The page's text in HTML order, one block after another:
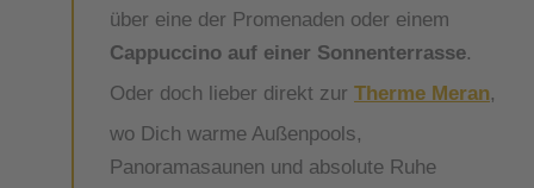
über eine der Promenaden oder einem
Cappuccino auf einer Sonnenterrasse.
Oder doch lieber direkt zur Therme Meran,
wo Dich warme Außenpools,
Panoramasaunen und absolute Ruhe